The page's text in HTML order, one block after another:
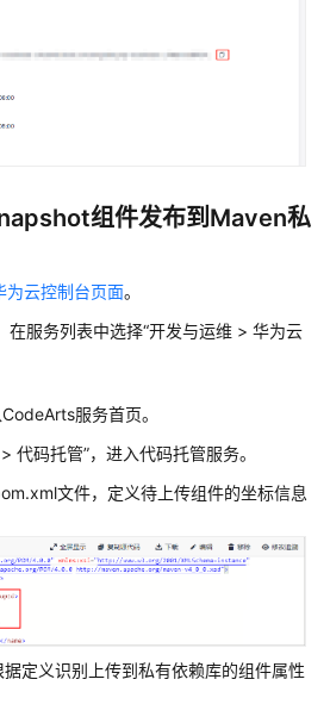
组件发布到Maven私
为云控制台页面。
在服务列表中选择“开发与运维 > 华为云
服务首页。
> 代码托管”，进入代码托管服务。
文件，定义待上传组件的坐标信息
定义识别上传到私有依赖库的组件属性